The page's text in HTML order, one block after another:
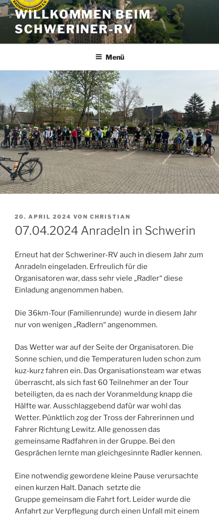
Zum
Inhalt
springen
WILLKOMMEN BEIM
SCHWERINER-RV
Menü
VERÖFFENTLICHT
AM
20. APRIL 2024 VON CHRISTIAN
07.04.2024 Anradeln in Schwerin
Erneut hat der Schweriner-RV auch in diesem Jahr zum
Anradeln eingeladen. Erfreulich für die
Organisatoren war, dass sehr viele „Radler“ diese
Einladung angenommen haben.
Die 36km-Tour (Familienrunde) wurde in diesem Jahr
nur von wenigen „Radlern“ angenommen.
Das Wetter war auf der Seite der Organisatoren. Die
Sonne schien, und die Temperaturen luden schon zum
kuz-kurz fahren ein. Das Organisationsteam war etwas
überrascht, als sich fast 60 Teilnehmer an der Tour
beteiligten, da es nach der Voranmeldung knapp die
Hälfte war. Ausschlaggebend dafür war wohl das
Wetter. Pünktlich zog der Tross der Fahrerinnen und
Fahrer Richtung Lewitz. Alle genossen das
gemeinsame Radfahren in der Gruppe. Bei den
Gesprächen lernte man gleichgesinnte Radler kennen.
Eine notwendig gewordene kleine Pause verursachte
einen kurzen Halt. Danach setzte die
Gruppe gemeinsam die Fahrt fort. Leider wurde die
Anfahrt zur Verpflegung durch einen Unfall mit einem